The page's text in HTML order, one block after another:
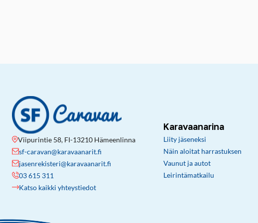
Viipurintie 58, FI-13210 Hämeenlinna
sf-caravan@karavaanarit.fi
jasenrekisteri@karavaanarit.fi
03 615 311
Katso kaikki yhteystiedot
Karavaanarina
Liity jäseneksi
Näin aloitat harrastuksen
Vaunut ja autot
Leirintämatkailu